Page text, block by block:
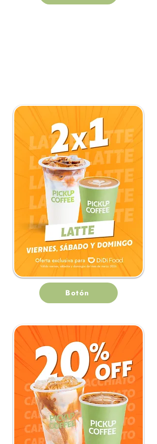
Botón